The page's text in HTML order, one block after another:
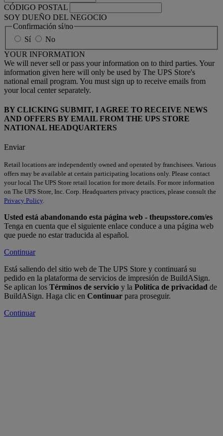
CÓDIGO POSTAL
SOY DUEÑO DEL NEGOCIO
Confirmación sí/no
Sí
No
YOUR INFORMATION
We will never sell or pass your information on to third parties. Your
information given here will only be used by The UPS Store's
national email program. You must sign up to receive emails from
your local center separately.
BY CLICKING SUBMIT, I AGREE TO RECEIVE NEWS
AND OFFERS BY EMAIL FROM THE UPS STORE
NATIONAL HEADQUARTERS
Enviar
Retail locations are independently owned and operated by franchisees. Various
offers may be available at certain participating locations only. Please contact
your local The UPS Store retail location for more details. For more information
on The UPS Store, Inc. Corp. Headquarters privacy practices, please consult the
Privacy Policy.
Usted está abandonando esta página web - theupsstore.com/es
Tenga en cuenta que el siguiente enlace conduce a una página web
que puede no estar traducida al español.
Continuar
Está saliendo del sitio web de The UPS Store y continuará su
pedido en la plataforma de servicios de impresión de BuildASign.
Se aplican los Términos de servicio y la Política de privacidad de
BuildASign. Haga clic en Continuar para proseguir.
Continuar